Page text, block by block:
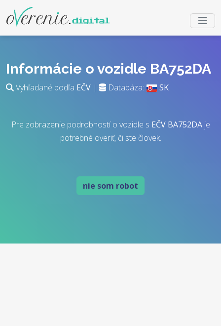
Informácie o vozidle BA752DA
Vyhľadané podľa EČV | Databáza: SK
Pre zobrazenie podrobností o vozidle s EČV BA752DAje
potrebné overiť, či ste človek.
nie som robot